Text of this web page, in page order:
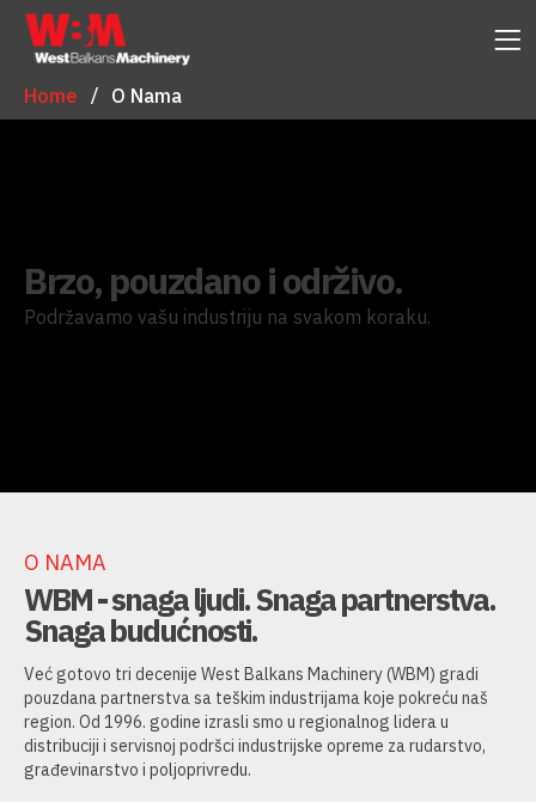
Home O Nama
Brzo, pouzdano i održivo.
Podržavamo vašu industriju na svakom koraku.
O NAMA
WBM - snaga ljudi. Snaga partnerstva.
Snaga budućnosti.
Već gotovo tri decenije West Balkans Machinery (WBM) gradi
pouzdana partnerstva sa teškim industrijama koje pokreću naš
region. Od 1996. godine izrasli smo u regionalnog lidera u
distribuciji i servisnoj podršci industrijske opreme za rudarstvo,
građevinarstvo i poljoprivredu.